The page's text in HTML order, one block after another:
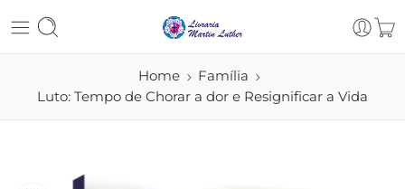
Home
Família
Luto: Tempo de Chorar a dor e Resignificar a Vida